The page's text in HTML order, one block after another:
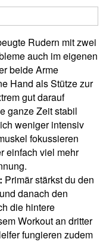
Rudern mit zwei
auch im eigenen
beide Arme
Hand als Stütze zur
gut darauf
ganze Zeit stabil
weniger intensiv
fokussieren
einfach viel mehr
Primär stärkst du den
danach den
die hintere
Workout an dritter
fungieren zudem